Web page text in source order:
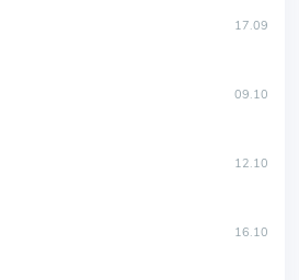
17.09
09.10
12.10
16.10